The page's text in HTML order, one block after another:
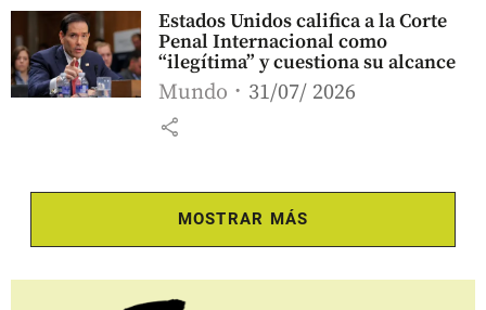
Estados Unidos califica a la Corte
Penal Internacional como
“ilegítima” y cuestiona su alcance
Mundo 31/07/ 2026
share
MOSTRAR MÁS